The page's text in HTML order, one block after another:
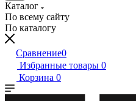
Каталог
По всему сайту
По каталогу
Сравнение0
Избранные товары 0
Корзина 0